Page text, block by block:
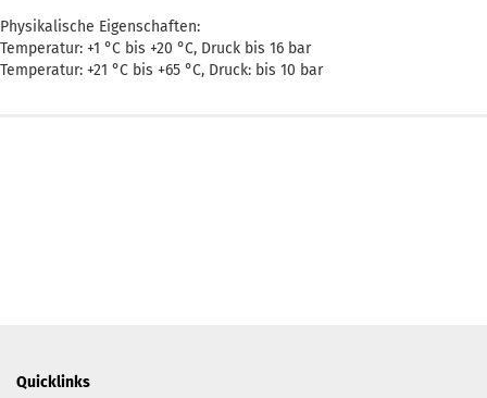
Physikalische Eigenschaften:
Temperatur: +1 °C bis +20 °C, Druck bis 16 bar
Temperatur: +21 °C bis +65 °C, Druck: bis 10 bar
Quicklinks